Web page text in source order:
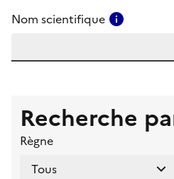
Nom scientifique
Recherche
Règne